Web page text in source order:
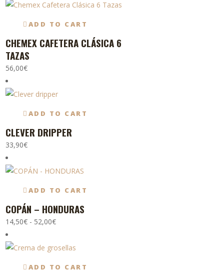
página
ADD TO CART
CHEMEX CAFETERA CLÁSICA 6
TAZAS
56,00€
ADD TO CART
CLEVER DRIPPER
33,90€
ADD TO CART
Este
producto
tiene
múltiples
COPÁN – HONDURAS
14,50€ - 52,00€Rango
precios:
ADD TO CART